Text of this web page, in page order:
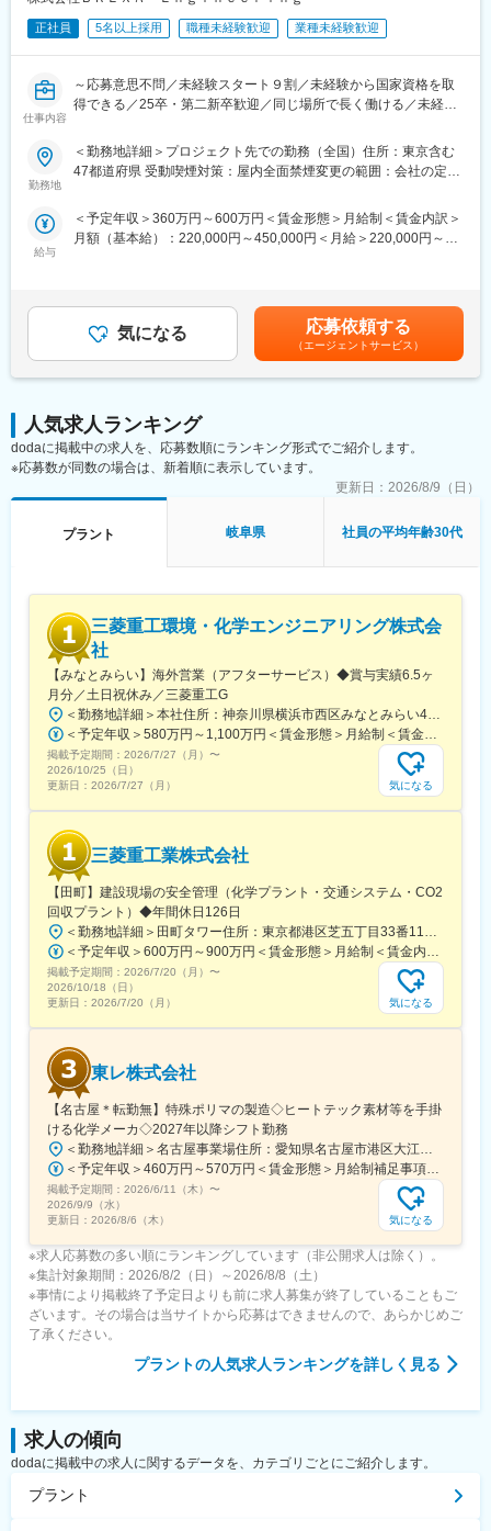
管理
・石油化学プラントの機器設計、解析、プロセス設計
・原子力発電所の配管、配管サポート部品の設計
・2D-CAD作図、3D-CADモデリング
■研修：
自社研修施設では、各分野で豊富な経験を持つエキスパート講師
機械工作室やハイエンドCADを備えた個室など充実した設備をい
つでも利用できるほか、
意いたします。
■フォロー体制と評価制度：
勤務先には担当営業が定期的に伺い状況を把握し、エンジニアの
みなさまが安心して就業できるようフォローいたします。
状や目標をすり合わせるため、評価のポイントがわかりやすく、
明確な目標を持ってスキルアップ・昇給昇格を目指せます。
正社員 5名以上採用 職種未経験歓迎 業種未経験歓迎
仕事内容
～応募意思不問／未経験スタート９割／未経験から国家資格を取
得できる／25卒・第二新卒歓迎／同じ場所で長く働ける／未経験
営業や人事、事務にも挑戦◎～
・内容：30～45分
会社・業務内容の説明／質疑応答
初任地は入社後研修を受けた後に決定しますが、配属後は基本ず
っとその企業での就業になるため、転勤の可能性はほとんどあり
ません。
・残業15h程
・夜勤(仮眠可)と日勤が連続しません！
・日勤・夜勤の交代のタイミングでは24ｈ以上の休みをとってお
※１週間の勤務例：日勤／日勤／夜勤／夜勤／夜勤明け休／休／休
■業務内容
お任せします。書類作成などのオフィスワークもあり、PCスキル
を身につけながら、20代で国家資格の取得が可能です。
■業界屈指の資格取得支援あり(対象：90資格)
・テキスト・願書の無料配布、講座受講代無料、対策講座を受講
中もお給料支給
・平均70～80％の非常に高い合格率を誇る！(業界平均40～50％
程)
■安心の研修制度
◇入社2週間：オンライン全体研修
名刺交換、電話対応、メール作成方法、建設業界基礎、業務の流
れなどをゼロから学べます。
◇現場配属後：4名体制でのフォロー
配属後1～2年は、先輩がマンツーマンで業務の流れやコツを教え
ます。他３名の当社担当が「現場で不安事項はないか？」「相談
したいことはないか？」などの現状不満解消や将来やりたいこと
の明確化をお手伝いするために定期的にご連絡をさせていただき
ます。人間関係からキャリアに関する相談まで幅広くご相談でき
る担当がつきますので入社後もご安心ください！
◇その他の研修：3か月、1年、3年ごとのフォローアップ研修や
リーダー研修があります。
■知名度抜群！
当社は人材業界３位、グループ会社216社・社員数13万名以上の
BREXA Technologyの子会社のため、業界屈指のブランド力と知
名度を誇ります。
変更の範囲：会社の定める業務
勤務地
＜勤務地詳細＞プロジェクト先での勤務（全国）住所：東京含む
47都道府県 受動喫煙対策：屋内全面禁煙変更の範囲：会社の定め
給与
＜予定年収＞360万円～600万円＜賃金形態＞月給制＜賃金内訳＞
月額（基本給）：220,000円～450,000円＜月給＞220,000円～
当込み）未経験入社3～4年目：年収450万（資格手当込み）未経
験入社5～6年目：年収500万（資格手当込み）賃金はあくまでも
目安の金額であり、選考を通じて上下する可能性があります。月
給(月額)は固定手当を含めた表記です。
気になる 応募依頼する
（エージェントサービス）
人気求人ランキング
dodaに掲載中の求人を、応募数順にランキング形式でご紹介します。
※応募数が同数の場合は、新着順に表示しています。
更新日： 2026/8/9（日）
プラント 岐阜県 社員の平均年齢30代
三菱重工環境・化学エンジニアリング株式会
社
【みなとみらい】海外営業（アフターサービス）◆賞与実績6.5ヶ
月分／土日祝休み／三菱重工G
＜勤務地詳細＞本社住所：神奈川県横浜市西区みなとみらい4-4-2 横浜ブルーアベニュー受動喫煙対策：屋内全面禁煙変更の範囲：会社の定める事業所
＜予定年収＞580万円～1,100万円＜賃金形態＞月給制＜賃金内訳＞月額（基本給）：275,000円～490,000円その他固定手当/月：10,000円～66,400円＜月給＞285,000円～556,400円＜昇給有無＞有＜残業手当＞有＜給与補足＞※年収には想定残業代（20時間/月）を含みます。■賞与実績：2025度実績6.5ヶ月賃金はあくまでも目安の金額であり、選考を通じて上下する可能性があります。月給(月額)は固定手当を含めた表記です。
掲載予定期間： 2026/7/27（月） 〜
2026/10/25（日）
更新日： 2026/7/27（月） 気になる
三菱重工業株式会社
【田町】建設現場の安全管理（化学プラント・交通システム・CO2
回収プラント）◆年間休日126日
＜勤務地詳細＞田町タワー住所：東京都港区芝五丁目33番11号 田町タワー受動喫煙対策：屋内全面禁煙変更の範囲：会社の定める事業所（リモートワーク含む）
＜予定年収＞600万円～900万円＜賃金形態＞月給制＜賃金内訳＞月額（基本給）：260,000円～400,000円＜月給＞260,000円～400,000円＜昇給有無＞有＜残業手当＞有＜給与補足＞※経験・能力・年齢を考慮の上、当社規定により支給いたします。■昇給：年1回■賞与：年2回賃金はあくまでも目安の金額であり、選考を通じて上下する可能性があります。月給(月額)は固定手当を含めた表記です。
掲載予定期間： 2026/7/20（月） 〜
2026/10/18（日）
更新日： 2026/7/20（月） 気になる
東レ株式会社
【名古屋＊転勤無】特殊ポリマの製造◇ヒートテック素材等を手掛
ける化学メーカ◇2027年以降シフト勤務
＜勤務地詳細＞名古屋事業場住所：愛知県名古屋市港区大江町9-1 勤務地最寄駅：名鉄築港線／東名古屋港駅受動喫煙対策：屋内喫煙可能場所あり変更の範囲：会社の定める事業所（リモートワーク含む）
＜予定年収＞460万円～570万円＜賃金形態＞月給制補足事項なし＜賃金内訳＞月額（基本給）：216,000円～303,000円＜月給＞216,000円～303,000円＜昇給有無＞有＜残業手当＞有＜給与補足＞※想定年収は諸手当込みの金額です。※残業代別途支給※給与詳細は同社規定により決定します。■昇給：年1回（4月）■賞与：年2回（6月、12月）※従事した場合のみ支払われる手当交代手当：25,000円深夜業手当：28,460円休日出勤手当：16,204円賃金はあくまでも目安の金額であり、選考を通じて上下する可能性があります。月給(月額)は固定手当を含めた表記です。
掲載予定期間： 2026/6/11（木） 〜
2026/9/9（水）
更新日： 2026/8/6（木） 気になる
※求人応募数の多い順にランキングしています（非公開求人は除く）。
※集計対象期間：2026/8/2（日）～2026/8/8（土）
※事情により掲載終了予定日よりも前に求人募集が終了していることもご
ざいます。その場合は当サイトから応募はできませんので、あらかじめご
了承ください。
プラントの人気求人ランキングを詳しく見る
求人の傾向
dodaに掲載中の求人に関するデータを、カテゴリごとにご紹介します。
プラント